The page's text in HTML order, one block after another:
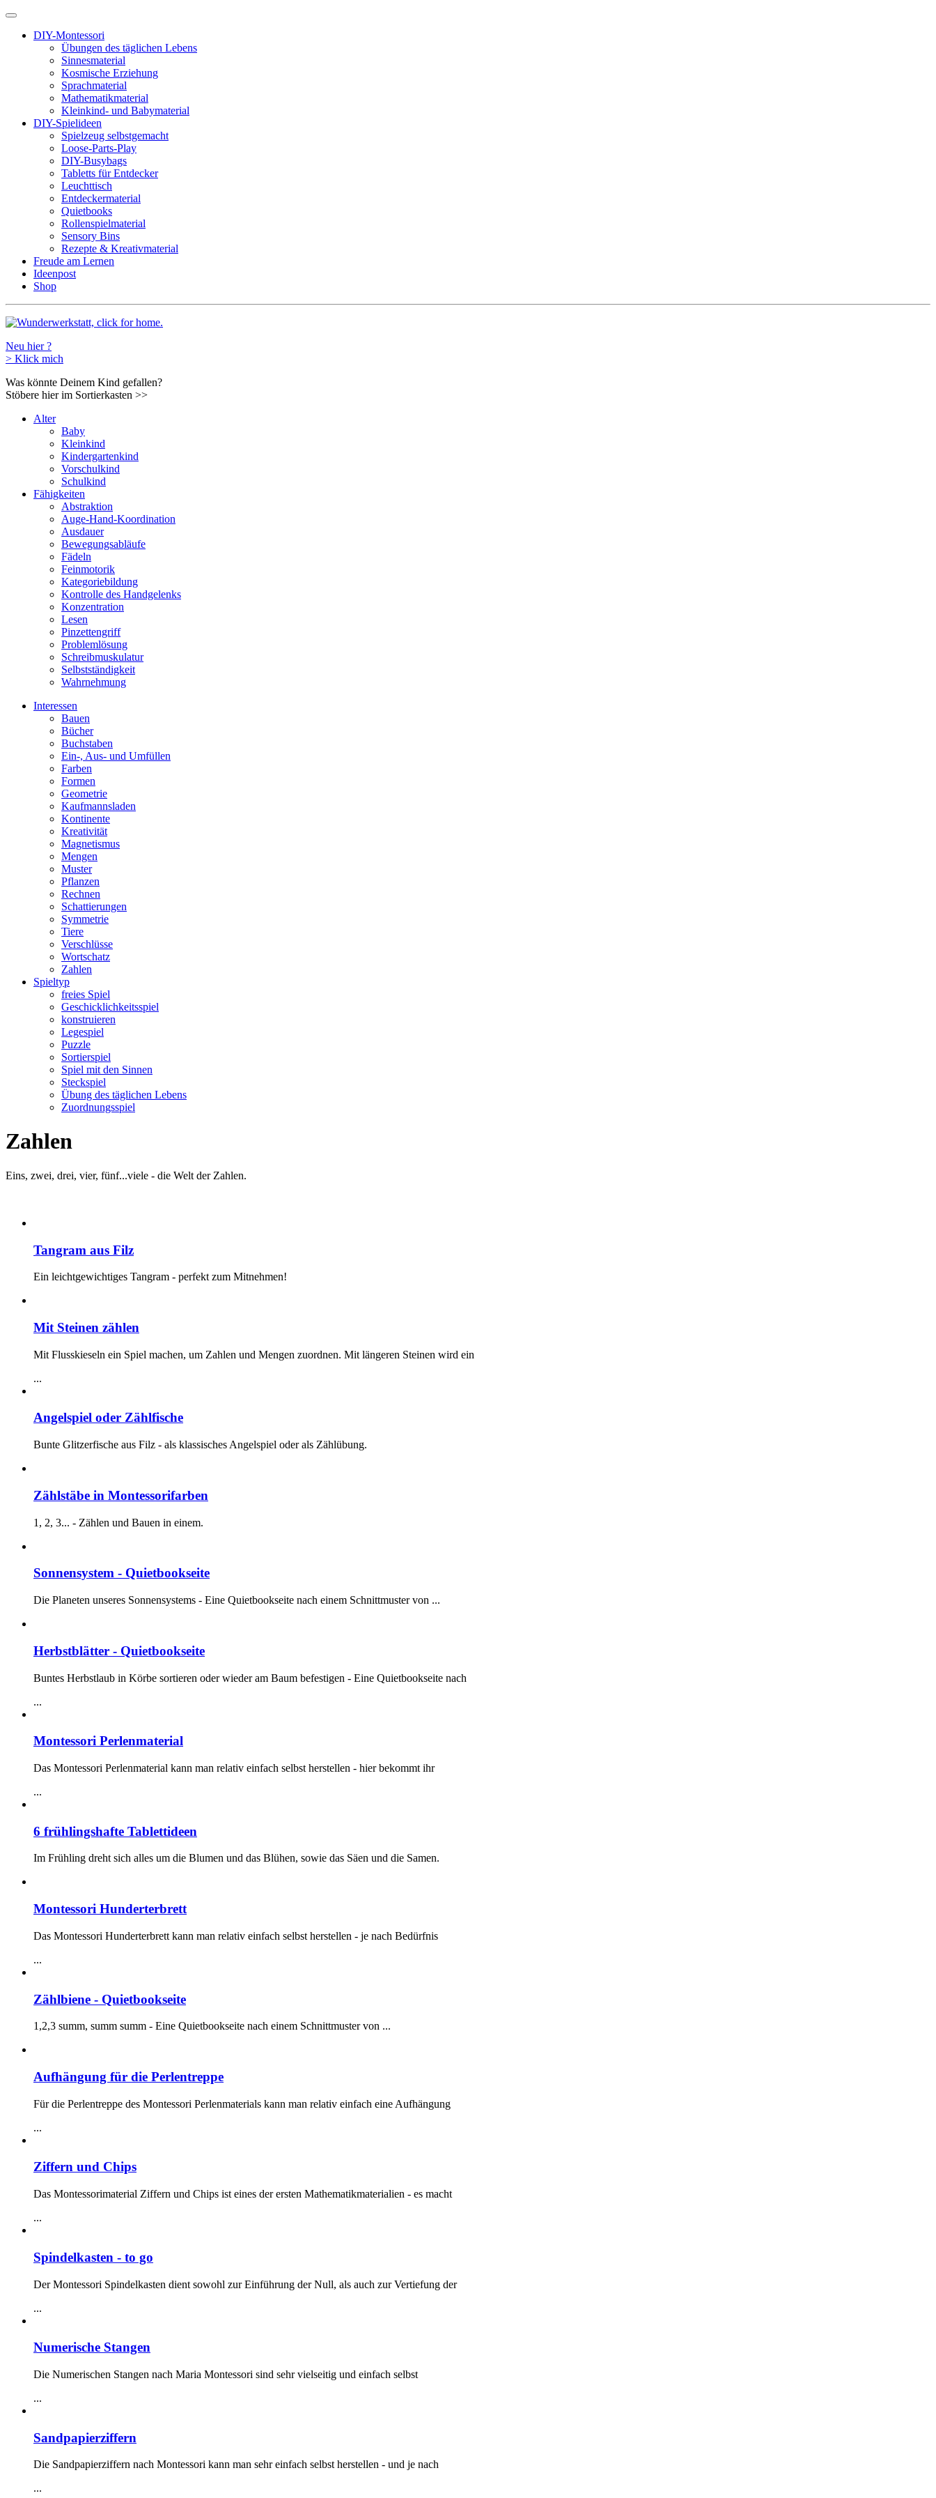
DIY-Montessori
Übungen des täglichen Lebens
Sinnesmaterial
Kosmische Erziehung
Sprachmaterial
Mathematikmaterial
Kleinkind- und Babymaterial
DIY-Spielideen
Spielzeug selbstgemacht
Loose-Parts-Play
DIY-Busybags
Tabletts für Entdecker
Leuchttisch
Entdeckermaterial
Quietbooks
Rollenspielmaterial
Sensory Bins
Rezepte & Kreativmaterial
Freude am Lernen
Ideenpost
Shop
Neu hier ?
> Klick mich
Was könnte Deinem Kind gefallen?
Stöbere hier im Sortierkasten >>
Alter
Baby
Kleinkind
Kindergartenkind
Vorschulkind
Schulkind
Fähigkeiten
Abstraktion
Auge-Hand-Koordination
Ausdauer
Bewegungsabläufe
Fädeln
Feinmotorik
Kategoriebildung
Kontrolle des Handgelenks
Konzentration
Lesen
Pinzettengriff
Problemlösung
Schreibmuskulatur
Selbstständigkeit
Wahrnehmung
Interessen
Bauen
Bücher
Buchstaben
Ein-, Aus- und Umfüllen
Farben
Formen
Geometrie
Kaufmannsladen
Kontinente
Kreativität
Magnetismus
Mengen
Muster
Pflanzen
Rechnen
Schattierungen
Symmetrie
Tiere
Verschlüsse
Wortschatz
Zahlen
Spieltyp
freies Spiel
Geschicklichkeitsspiel
konstruieren
Legespiel
Puzzle
Sortierspiel
Spiel mit den Sinnen
Steckspiel
Übung des täglichen Lebens
Zuordnungsspiel
Zahlen
Eins, zwei, drei, vier, fünf...viele - die Welt der Zahlen.
Tangram aus Filz
Ein leichtgewichtiges Tangram - perfekt zum Mitnehmen!
Mit Steinen zählen
Mit Flusskieseln ein Spiel machen, um Zahlen und Mengen zuordnen. Mit längeren Steinen wird ein
...
Angelspiel oder Zählfische
Bunte Glitzerfische aus Filz - als klassisches Angelspiel oder als Zählübung.
Zählstäbe in Montessorifarben
1, 2, 3... - Zählen und Bauen in einem.
Sonnensystem - Quietbookseite
Die Planeten unseres Sonnensystems - Eine Quietbookseite nach einem Schnittmuster von ...
Herbstblätter - Quietbookseite
Buntes Herbstlaub in Körbe sortieren oder wieder am Baum befestigen - Eine Quietbookseite nach
...
Montessori Perlenmaterial
Das Montessori Perlenmaterial kann man relativ einfach selbst herstellen - hier bekommt ihr
...
6 frühlingshafte Tablettideen
Im Frühling dreht sich alles um die Blumen und das Blühen, sowie das Säen und die Samen.
Montessori Hunderterbrett
Das Montessori Hunderterbrett kann man relativ einfach selbst herstellen - je nach Bedürfnis
...
Zählbiene - Quietbookseite
1,2,3 summ, summ summ - Eine Quietbookseite nach einem Schnittmuster von ...
Aufhängung für die Perlentreppe
Für die Perlentreppe des Montessori Perlenmaterials kann man relativ einfach eine Aufhängung
...
Ziffern und Chips
Das Montessorimaterial Ziffern und Chips ist eines der ersten Mathematikmaterialien - es macht
...
Spindelkasten - to go
Der Montessori Spindelkasten dient sowohl zur Einführung der Null, als auch zur Vertiefung der
...
Numerische Stangen
Die Numerischen Stangen nach Maria Montessori sind sehr vielseitig und einfach selbst
...
Sandpapierziffern
Die Sandpapierziffern nach Montessori kann man sehr einfach selbst herstellen - und je nach
...